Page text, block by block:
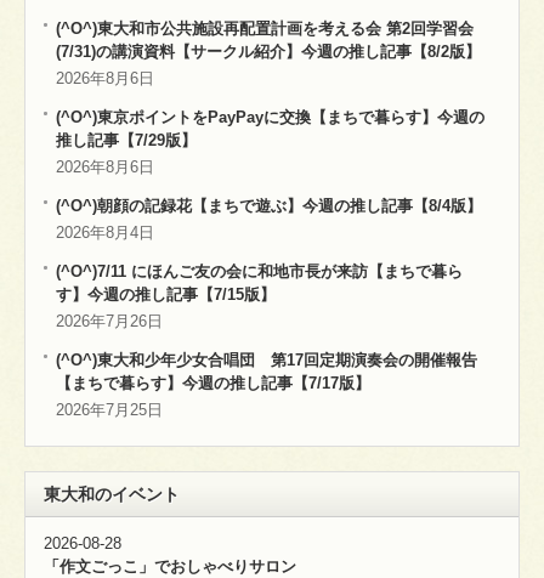
(^O^)東大和市公共施設再配置計画を考える会 第2回学習会
(7/31)の講演資料【サークル紹介】今週の推し記事【8/2版】
2026年8月6日
(^O^)東京ポイントをPayPayに交換【まちで暮らす】今週の
推し記事【7/29版】
2026年8月6日
(^O^)朝顔の記録花【まちで遊ぶ】今週の推し記事【8/4版】
2026年8月4日
(^O^)7/11 にほんご友の会に和地市長が来訪【まちで暮ら
す】今週の推し記事【7/15版】
2026年7月26日
(^O^)東大和少年少女合唱団 第17回定期演奏会の開催報告
【まちで暮らす】今週の推し記事【7/17版】
2026年7月25日
東大和のイベント
2026-08-28
「作文ごっこ」でおしゃべりサロン